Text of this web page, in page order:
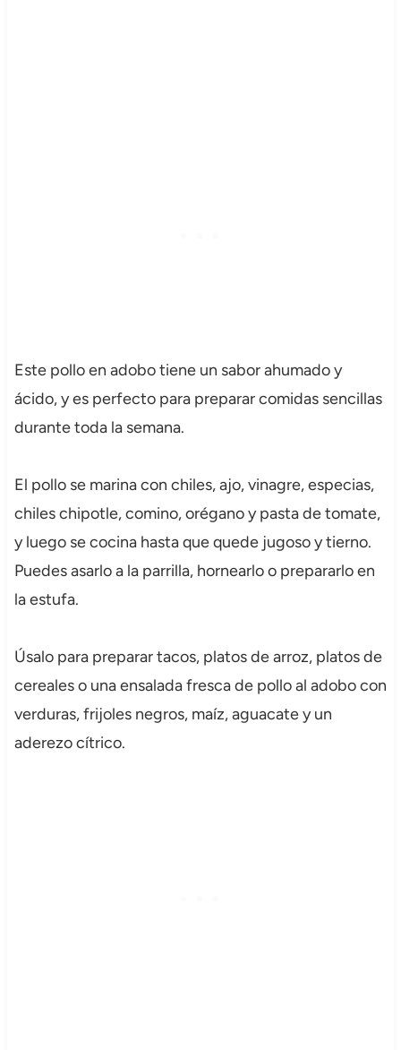
Este pollo en adobo tiene un sabor ahumado y
ácido, y es perfecto para preparar comidas sencillas
durante toda la semana.
El pollo se marina con chiles, ajo, vinagre, especias,
chiles chipotle, comino, orégano y pasta de tomate,
y luego se cocina hasta que quede jugoso y tierno.
Puedes asarlo a la parrilla, hornearlo o prepararlo en
la estufa.
Úsalo para preparar tacos, platos de arroz, platos de
cereales o una ensalada fresca de pollo al adobo con
verduras, frijoles negros, maíz, aguacate y un
aderezo cítrico.